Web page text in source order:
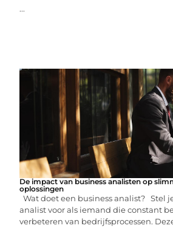
...
De impact van business analisten op
oplossingen
Wat doet een business analist? Stel
analist voor als iemand die constant
verbeteren van bedrijfsprocessen.